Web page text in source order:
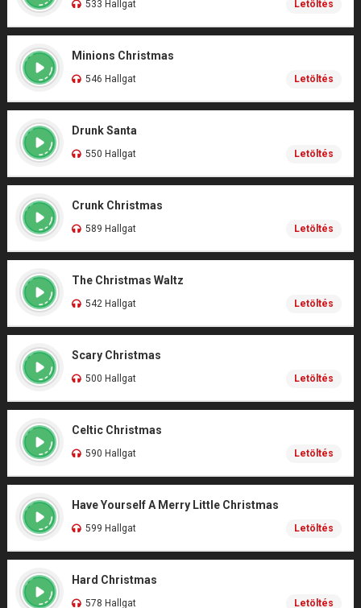
533 Hallgat Letöltés
Minions Christmas
546 Hallgat Letöltés
Drunk Santa
550 Hallgat Letöltés
Crunk Christmas
589 Hallgat Letöltés
The Christmas Waltz
542 Hallgat Letöltés
Scary Christmas
500 Hallgat Letöltés
Celtic Christmas
590 Hallgat Letöltés
Have Yourself A Merry Little Christmas
599 Hallgat Letöltés
Hard Christmas
578 Hallgat Letöltés